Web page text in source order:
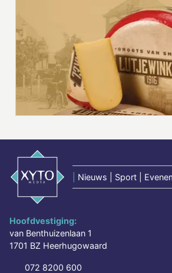
Nieuws | Sport |
Hoofdvestiging:
van Benthuizenlaan 1
1701 BZ Heerhugowaard
072 8200 600